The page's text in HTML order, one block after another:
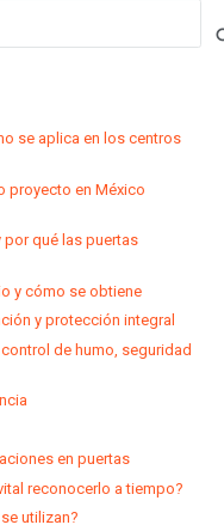
se aplica en los centros
proyecto en México
qué las puertas
y cómo se obtiene
y protección integral
de humo, seguridad
en puertas
reconocerlo a tiempo?
utilizan?